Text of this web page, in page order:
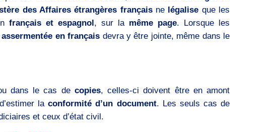
des Affaires étrangères françaisne légalise que les
français et espagnol, sur la même page. Lorsque les
en français devra y être jointe, même dans le
dans le cas de copies, celles-ci doivent être en amont
laconformité d’un document. Les seuls cas de
et ceux d’état civil.